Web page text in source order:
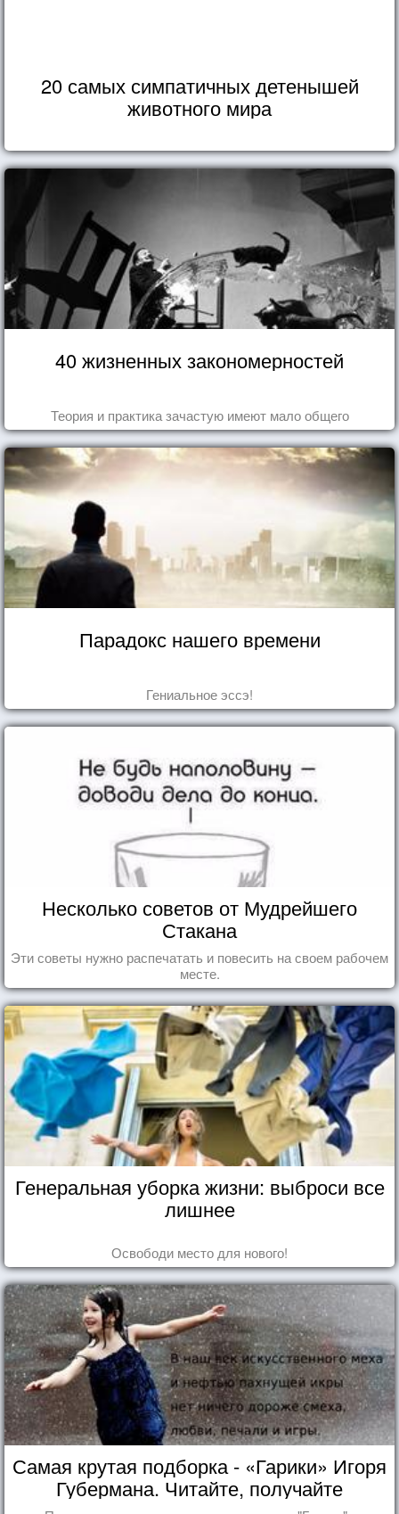
20 самых симпатичных детенышей
животного мира
40 жизненных закономерностей
Теория и практика зачастую имеют мало общего
Парадокс нашего времени
Гениальное эссэ!
Несколько советов от Мудрейшего
Стакана
Эти советы нужно распечатать и повесить на своем рабочем
месте.
Генеральная уборка жизни: выброси все
лишнее
Освободи место для нового!
Самая крутая подборка - «Гарики» Игоря
Губермана. Читайте, получайте